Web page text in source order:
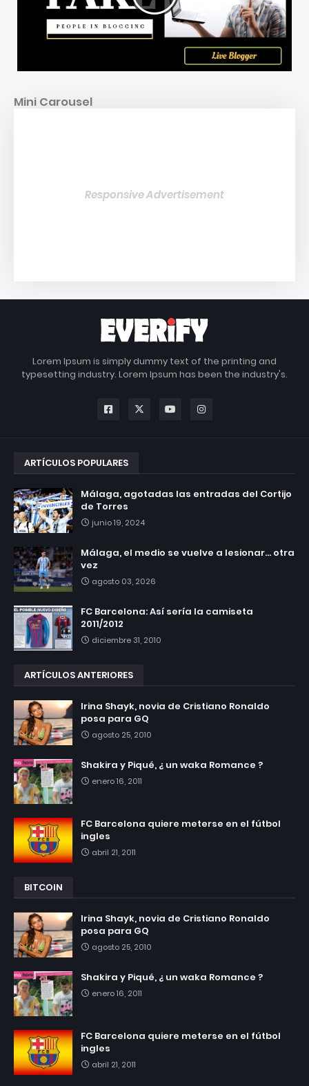
Mini Carousel
Responsive Advertisement
Lorem Ipsum is simply dummy text of the printing and
typesetting industry. Lorem Ipsum has been the industry's.
ARTÍCULOS POPULARES
Málaga, agotadas las entradas del Cortijo
de Torres
junio 19, 2024
Málaga, el medio se vuelve a lesionar... otra
vez
agosto 03, 2026
FC Barcelona: Así sería la camiseta
2011/2012
diciembre 31, 2010
ARTÍCULOS ANTERIORES
Irina Shayk, novia de Cristiano Ronaldo
posa para GQ
agosto 25, 2010
Shakira y Piqué, ¿ un waka Romance ?
enero 16, 2011
FC Barcelona quiere meterse en el fútbol
ingles
abril 21, 2011
BITCOIN
Irina Shayk, novia de Cristiano Ronaldo
posa para GQ
agosto 25, 2010
Shakira y Piqué, ¿ un waka Romance ?
enero 16, 2011
FC Barcelona quiere meterse en el fútbol
ingles
abril 21, 2011